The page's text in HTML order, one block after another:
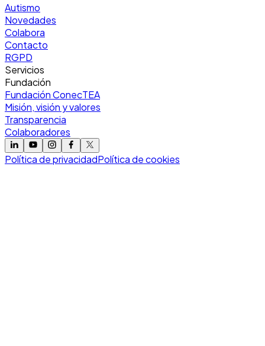
Autismo
Novedades
Colabora
Contacto
RGPD
Servicios
Fundación
Fundación ConecTEA
Misión, visión y valores
Transparencia
Colaboradores
Política de privacidadPolítica de cookies